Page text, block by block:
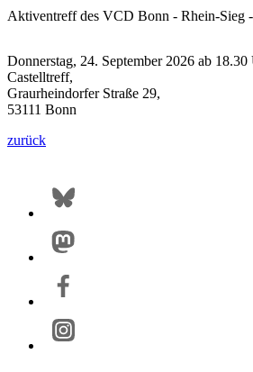
Aktiventreff des VCD Bonn - Rhein-Sieg
Donnerstag, 24. September 2026 ab
Castelltreff,
Graurheindorfer Straße 29,
53111 Bonn
zurück